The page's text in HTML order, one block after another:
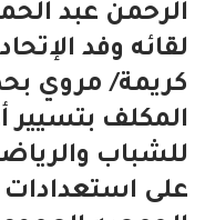
الرحمن عبد
لقائه وفد
كريمة/ مروي
المكلف بتسيير
للشباب
على استعدادات